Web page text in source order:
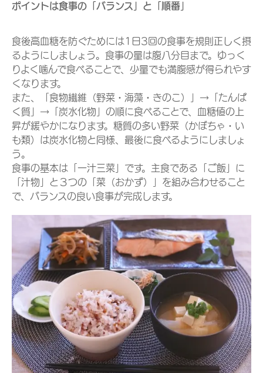
ポイントは食事の「バランス」と「順番」
食後高血糖を防ぐためには1日3回の食事を規則正しく摂
るようにしましょう。食事の量は腹八分目まで。ゆっく
りよく噛んで食べることで、少量でも満腹感が得られやす
くなります。
また、「食物繊維（野菜・海藻・きのこ）」→「たんぱ
く質」→「炭水化物」の順に食べることで、血糖値の上
昇が緩やかになります。糖質の多い野菜（かぼちゃ・い
も類）は炭水化物と同様、最後に食べるようにしましょ
う。
食事の基本は「一汁三菜」です。主食である「ご飯」に
「汁物」と３つの「菜（おかず）」を組み合わせること
で、バランスの良い食事が完成します。